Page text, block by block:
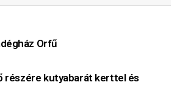
Orfű
részére kutyabarát kerttel és